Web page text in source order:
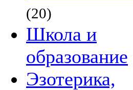
(20)
Школа и
образование
Эзотерика,